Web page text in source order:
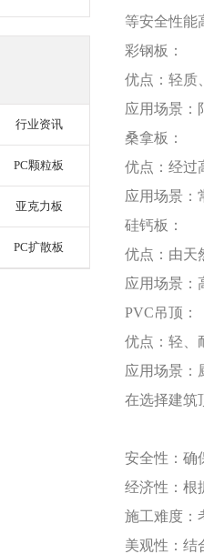
等安全性能
彩钢板：
优点：轻质
应用场景：
桑拿板：
优点：经过
应用场景：
硅钙板：
优点：由天
应用场景：
PVC吊顶：
优点：轻、
应用场景：
在选择建筑
安全性：确
经济性：根
施工难度：
美观性：结
行业资讯
PC颗粒板
亚克力板
PC扩散板